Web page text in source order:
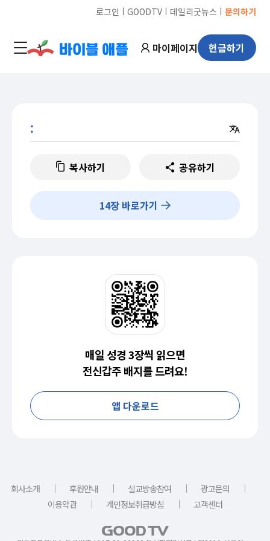
로그인 ㅣ GOODTVㅣ 데일리굿뉴스 ㅣ 문의하기
마이페이지 헌금하기
:
복사하기 공유하기
14장 바로가기
매일 성경 3장씩 읽으면
전신갑주 배지를 드려요!
앱 다운로드
회사소개 ｜ 후원안내 ｜ 설교방송참여 ｜ 광고문의
｜
이용약관
｜ 개인정보취급방침 ｜ 고객센터